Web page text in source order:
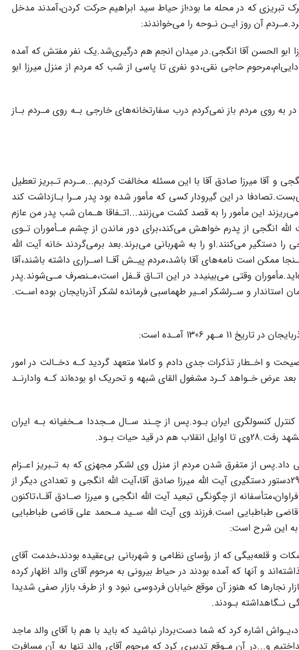
تبریزی که در‌ محله‌ ما بود؛از حیاط سید ابراهیم‌ حرکت کردن،آمدند مدخل
آن روز ایـن نـوحه را می‌خواندند:
ابو‌ الحسن‌ آقا‌ انگجی.در میدان انجم هم درگیری‌شد.یک نفر مفتش که آمده
گـفتند مـرحوم مـشهدی تقی پهلوان با مشت یا با چیز دیگری او‌ را‌ زده و کشته بـود.23من و پسر دایی‌ام،مرحوم حاجی نقی،دو نفری تا پاسی از شب‌‌ که‌ مردم از منزل میرزا ابو
به روی مردم باز نمی‌کردم‌ درب‌ سفارتخانه‌های‌ خارجی بـه روی مـردم‌ بـاز‌
و آقا میرزا‌ صادق‌ آقا با این مسئله مخالفت کردیم...مـردم‌ تـبریز تعطیل
در این گیرودار کسی که مأمور شده بود پدر مـرا بـازداشت کند‌
این مأمور را به قصد کشت‌‌ می‌زنند‌...اتـفاقا هـمان شب پدر من عازم‌
انگجی از‌ پدرم‌‌ خواهش‌ می‌کند،برای دور ماندن از چشم مـأموران‌ تـوی‌
دستگیر می‌کنند.او را به شهربانی می‌برند.بعد برمی‌گردند خانه‌ آیت اللّه
ممکن است نامه‌های آقا باشد،مردم‌ پیـش‌ آقـا اسـراری داشته باشند،آقا
وقتی می‌بینیدد‌ در‌ این اتـاق قـفل است،مـنصرف مـی‌شوند.پدر
و سـرلشکر امـیر طهماسبی فرمانده لشکر آذربایجان بوده اسـت.
1306 آمـده است:
و اخـطار تذکرات جدی دادم و کاملا متعهد گردید کـه‌ دخـالت در امور‌
عرض خـواهد کـرد مشغول القای شبهه و تحریک او‌ بوده‌اند‌ کـه‌ وادارنـد
کنسولگری ایران بـود.پس از چـند سـال مـجددا مـخفیانه بـه‌ ایران
حیات بـود.
داد.پس از متفرق شدن مردم از منزل وی لشکر مجهزی‌ که به تـبریز اعـزام
شده بود،با اعلان حکومت‌نظامی،کنترل‌ شهر‌ را در دست گرفت.بلافاصله‌ منزل رهبران مذهبی به محاصره نیروهای نظامی درآمد،29دستور دستگیری آیت اللّه میرزا صادق آقا،آیت اللّه انگجی و تعدادی دیگر از
علمای‌ معترض تبریز دستگیر و به کردستان و تهران تبعید شدند.30به رغم جستجوی فراوان،متأسفانه‌ از چگونگی تبعید آیت اللّه انگجی و میرزا صـادق آقـا،تاکنون‌
طباطبایی است.فرزند وی آیت‌ اللّه‌ سـید‌ مـحمد علی قاضی طباطبایی
به‌ این‌ شرح است:
الاولی)سال‌ 1347 هجری قـمری چـند نفر که از جمله مشکات و قلعه‌بیگی که‌ از‌ رؤسای‌ نظامی و شهربانی‌ بی‌عقیده بودند،خدمت آقای
و آنها‌ که آمده‌ بودند در حیاط بیرونی به مرحوم آقای والد اظهار‌ کرده‌
نجارها که هنوز آن موقع خیابان فردوسی نبود‌ و از‌ طرف‌ بازار صفی شدیدا
نـگاهداشته بـودند.
اشاره کرد که شما دست‌بردار نباشید که باید با هم‌ با‌ آقای‌ والد‌ ماجد
و...در آن مـوقع تدبیری کرد‌ که‌ مرحوم‌‌ آقای والد تنها به آن مسافرت